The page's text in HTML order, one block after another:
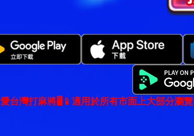
愛台灣打麻將🖥️📱適用於所有市面上大部分瀏